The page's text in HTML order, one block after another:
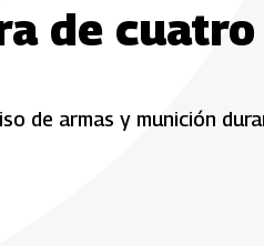
de cuatro
de armas y munición